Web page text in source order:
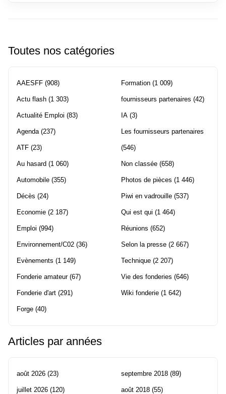
Toutes nos catégories
AAESFF (908)
Actu flash (1 303)
Actualité Emploi (83)
Agenda(237)
ATF (23)
Au hasard (1 060)
Automobile (355)
Décès (24)
Economie (2 187)
Emploi (994)
Environnement/C02 (36)
Evènements (1 149)
Fonderie amateur(67)
Fonderie d'art (291)
Forge (40)
Formation (1 009)
fournisseurs partenaires (42)
IA (3)
Les fournisseurs partenaires
(546)
Non classée (658)
Photos de pièces (1 446)
Piwi en vadrouille (537)
Qui est qui (1 464)
Réunions (652)
Selon la presse (2 667)
Technique (2 207)
Vie des fonderies (646)
Wiki fonderie (1 642)
Articles par années
août 2026 (23)
juillet 2026 (120)
septembre 2018 (89)
août 2018 (55)